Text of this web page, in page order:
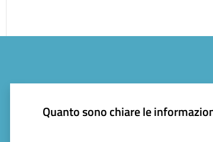
Quanto sono chiare le